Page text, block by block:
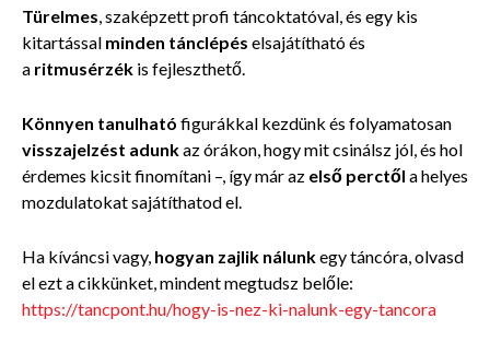
Türelmes, szaképzett profi táncoktatóval, és egy kis
kitartással minden tánclépés elsajátítható és
a ritmusérzék is fejleszthető.
Könnyen tanulható figurákkal kezdünk és folyamatosan
visszajelzést adunkaz órákon, hogy mit csinálsz jól, és hol
érdemes kicsit finomítani –, így már az első perctől a helyes
mozdulatokat sajátíthatod el.
Ha kíváncsi vagy, hogyan zajlik nálunkegy táncóra, olvasd
el ezt a cikkünket, mindent megtudsz belőle:
https://tancpont.hu/hogy-is-nez-ki-nalunk-egy-tancora